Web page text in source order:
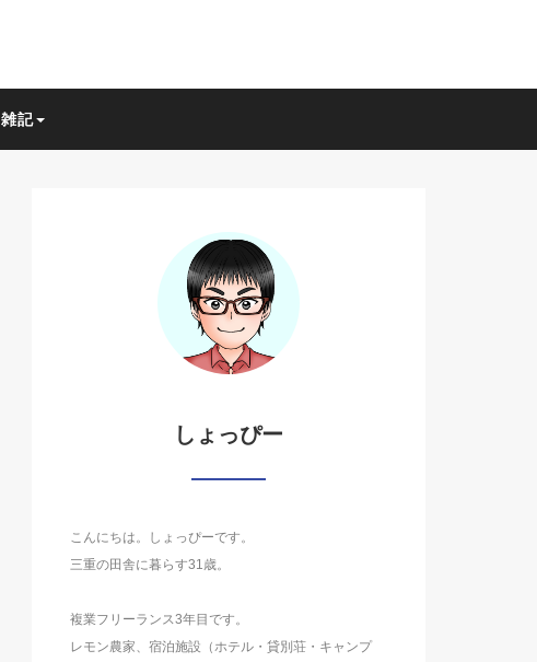
雑記
しょっぴー
こんにちは。しょっぴーです。
三重の田舎に暮らす31歳。
複業フリーランス3年目です。
レモン農家、宿泊施設（ホテル・貸別荘・キャンプ